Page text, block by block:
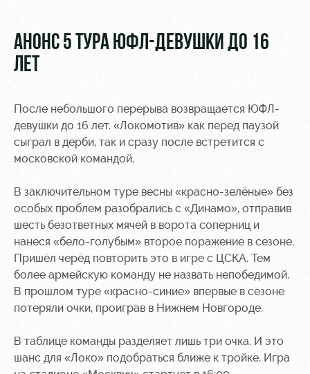
Фото
Места для
РЖД
Организация
мероприятий
Аренда
полей
Аренда
площадей
дворец
Локо
Локо-Лето
Академия
Как
поступить
Руководство
Академии
болельщиков
Банковская
карта
«Локомотив»
Заставки
Парковка
болельщика
АНОНС 5 ТУРА ЮФЛ-ДЕВУШКИ ДО 16
ЛЕТ
После небольшого перерыва возвращается ЮФЛ-
девушки до 16 лет. «Локомотив» как перед паузой
сыграл в дерби, так и сразу после встретится с
московской командой.
В заключительном туре весны «красно-зелёные» без
особых проблем разобрались с «Динамо», отправив
шесть безответных мячей в ворота соперниц и
нанеся «бело-голубым» второе поражение в сезоне.
Пришёл черёд повторить это в игре с ЦСКА. Тем
более армейскую команду не назвать непобедимой.
В прошлом туре «красно-синие» впервые в сезоне
потеряли очки, проиграв в Нижнем Новгороде.
В таблице команды разделяет лишь три очка. И это
шанс для «Локо» подобраться ближе к тройке. Игра